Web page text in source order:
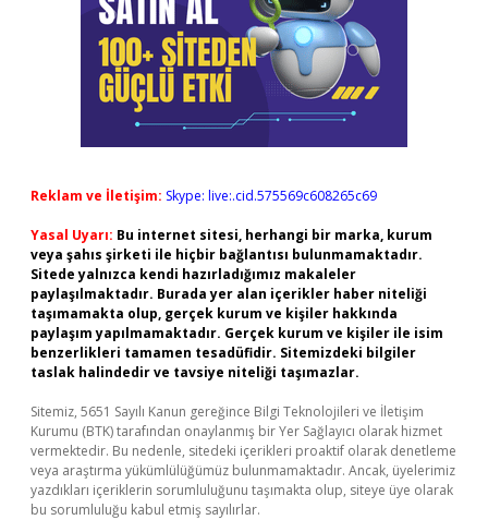
Reklam ve İletişim: Skype: live:.cid.575569c608265c69
Yasal Uyarı: Bu internet sitesi, herhangi bir marka, kurum
veya şahıs şirketi ile hiçbir bağlantısı bulunmamaktadır.
Sitede yalnızca kendi hazırladığımız makaleler
paylaşılmaktadır. Burada yer alan içerikler haber niteliği
taşımamakta olup, gerçek kurum ve kişiler hakkında
paylaşım yapılmamaktadır. Gerçek kurum ve kişiler ile isim
benzerlikleri tamamen tesadüfidir. Sitemizdeki bilgiler
taslak halindedir ve tavsiye niteliği taşımazlar.
Sitemiz, 5651 Sayılı Kanun gereğince Bilgi Teknolojileri ve İletişim
Kurumu (BTK) tarafından onaylanmış bir Yer Sağlayıcı olarak hizmet
vermektedir. Bu nedenle, sitedeki içerikleri proaktif olarak denetleme
veya araştırma yükümlülüğümüz bulunmamaktadır. Ancak, üyelerimiz
yazdıkları içeriklerin sorumluluğunu taşımakta olup, siteye üye olarak
bu sorumluluğu kabul etmiş sayılırlar.